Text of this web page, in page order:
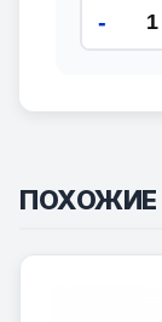
-
ПОХОЖИЕ